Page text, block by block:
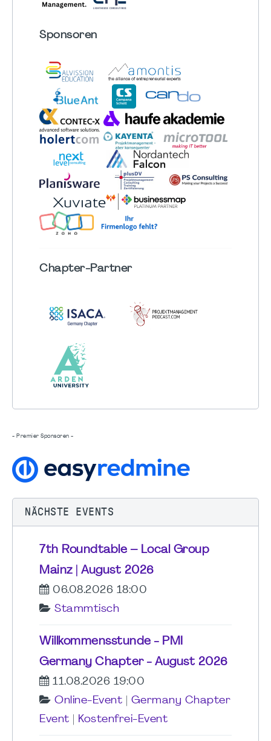
Sponsoren
Chapter-Partner
- Premier Sponsoren -
NÄCHSTE EVENTS
7th Roundtable – Local Group
Mainz | August 2026
06.08.2026 18:00
Stammtisch
Willkommensstunde - PMI
Germany Chapter - August 2026
11.08.2026 19:00
Online-Event
Germany Chapter
Event
Kostenfrei-Event